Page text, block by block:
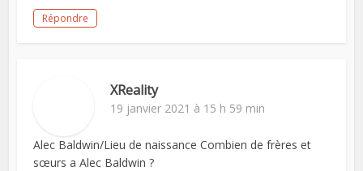
Répondre
XReality
19 janvier 2021 à 15 h 59 min
Alec Baldwin/Lieu de naissance Combien de frères et
sœurs a Alec Baldwin ?